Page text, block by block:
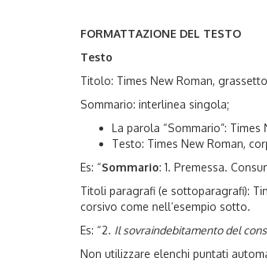
FORMATTAZIONE DEL TESTO
Testo
Titolo: Times New Roman,
Sommario: interlinea singola;
La parola “Sommario”:
Testo: Times New Roman,
Es: “Sommario: 1. Premessa.
Titoli paragrafi (e sottoparagrafi):
corsivo come nell’esempio sotto.
Es: “2. Il sovraindebitamento del
Non utilizzare elenchi puntati